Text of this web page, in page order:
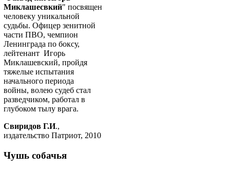
Миклашесвкий" посвящен
человеку уникальной
судьбы. Офицер зенитной
части ПВО, чемпион
Ленинграда по боксу,
лейтенант Игорь
Миклашевский, пройдя
тяжелые испытания
начального периода
войны, волею судеб стал
разведчиком, работал в
глубоком тылу врага.
Свиридов Г.И.,
издательство Патриот, 2010
Чушь собачья